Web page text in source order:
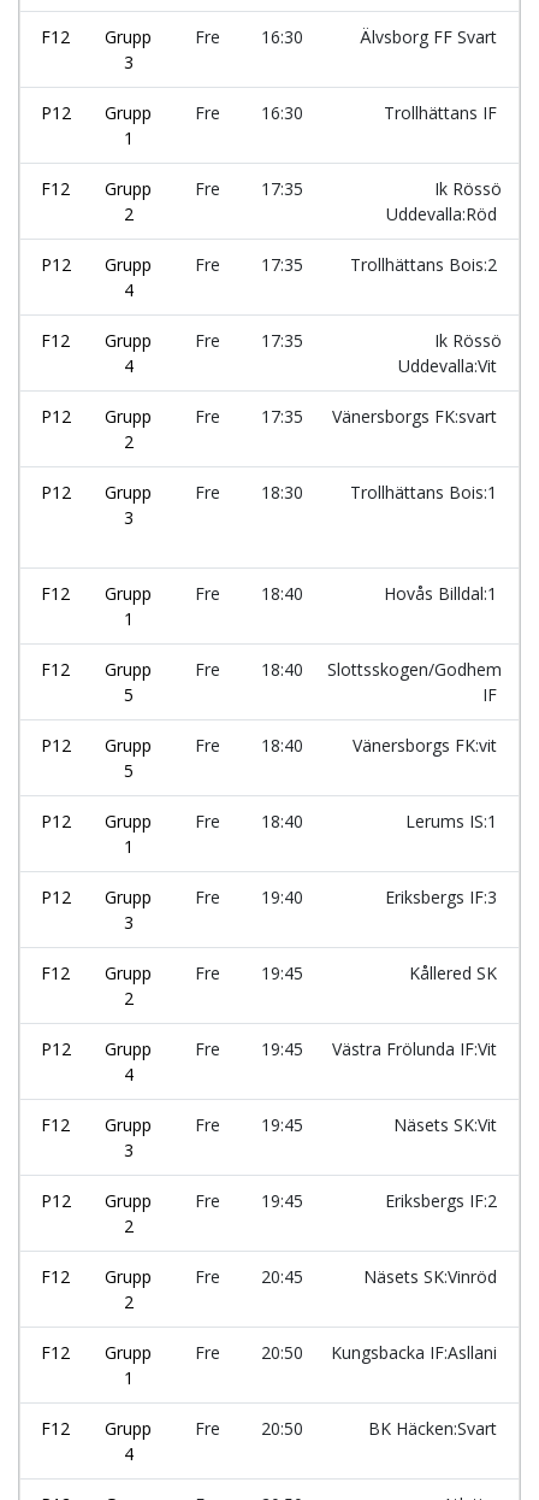
F12
Grupp
3
Fre 16:30 Älvsborg FF Svart
P12
Grupp
1
Fre 16:30 Trollhättans IF
F12
Grupp
2
Fre 17:35
Ik Rössö
Uddevalla:Röd
P12
Grupp
4
Fre 17:35 Trollhättans Bois:2
F12
Grupp
4
Fre 17:35
Ik Rössö
Uddevalla:Vit
P12
Grupp
2
Fre 17:35 Vänersborgs FK:svart
P12
Grupp
3
Fre 18:30 Trollhättans Bois:1
F12
Grupp
1
Fre 18:40 Hovås Billdal:1
F12
Grupp
5
Fre 18:40
Slottsskogen/Godhem
IF
P12
Grupp
5
Fre 18:40 Vänersborgs FK:vit
P12
Grupp
1
Fre 18:40 Lerums IS:1
P12
Grupp
3
Fre 19:40 Eriksbergs IF:3
F12
Grupp
2
Fre 19:45 Kållered SK
P12
Grupp
4
Fre 19:45 Västra Frölunda IF:Vit
F12
Grupp
3
Fre 19:45 Näsets SK:Vit
P12
Grupp
2
Fre 19:45 Eriksbergs IF:2
F12
Grupp
2
Fre 20:45 Näsets SK:Vinröd
F12
Grupp
1
Fre 20:50 Kungsbacka IF:Asllani
F12
Grupp
4
Fre 20:50 BK Häcken:Svart